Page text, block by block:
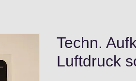
Techn.
Luftdruck